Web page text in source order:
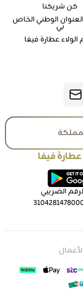
كن شريكنا
الوطني الخاص
بي
الولاء عطارة فيفا
فيفا
الضريبي